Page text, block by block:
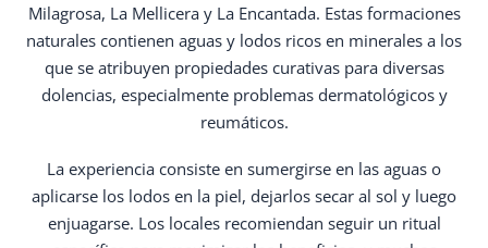
Milagrosa, La Mellicera y La Encantada. Estas formaciones
naturales contienen aguas y lodos ricos en minerales a los
que se atribuyen propiedades curativas para diversas
dolencias, especialmente problemas dermatológicos y
reumáticos.
La experiencia consiste en sumergirse en las aguas o
aplicarse los lodos en la piel, dejarlos secar al sol y luego
enjuagarse. Los locales recomiendan seguir un ritual